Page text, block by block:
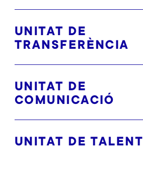
UNITAT DE
TRANSFERÈNCIA
UNITAT DE
COMUNICACIÓ
UNITAT DE TALENT